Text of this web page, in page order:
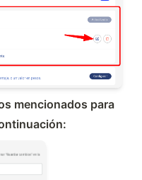
mencionados para